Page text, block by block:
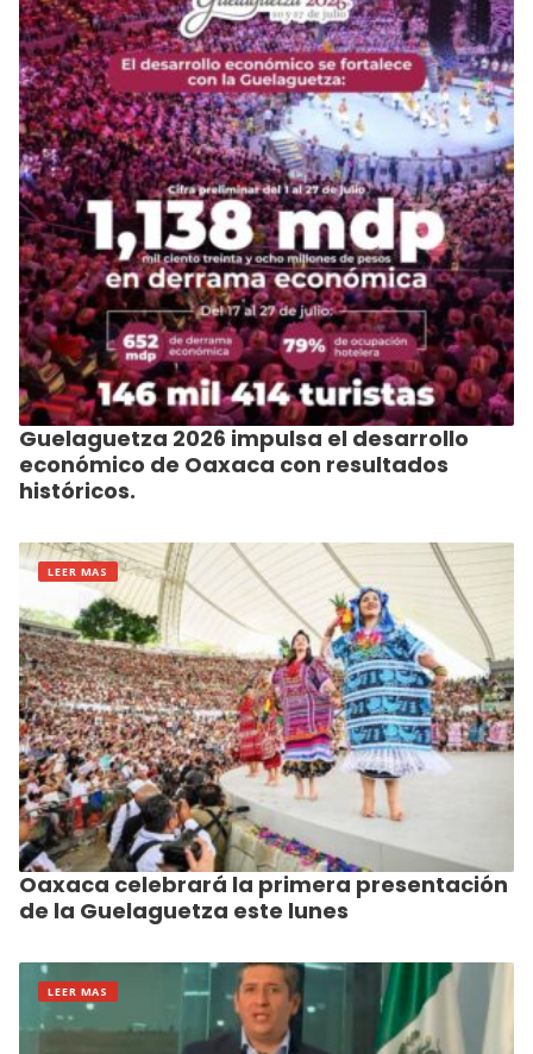
Guelaguetza 2026 impulsa el desarrollo
económico de Oaxaca con resultados
históricos.
LEER MAS
Oaxaca celebrará la primera presentación
de la Guelaguetza este lunes
LEER MAS